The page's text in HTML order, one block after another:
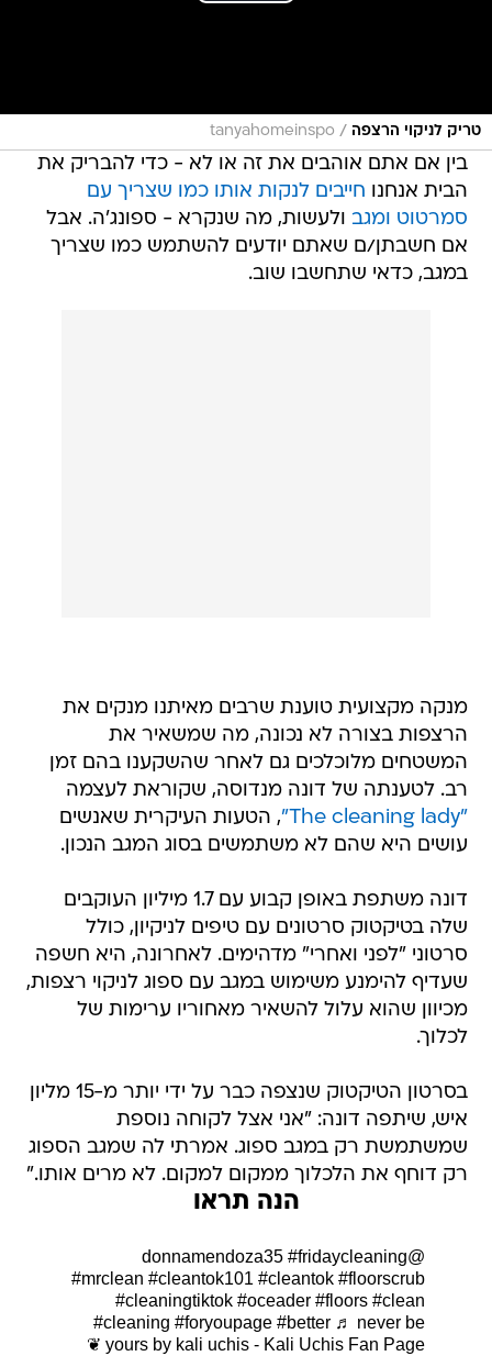
טריק לניקוי הרצפה /
tanyahomeinspo
בין אם אתם אוהבים את זה או לא - כדי להבריק את
הבית אנחנו חייבים לנקות אותו כמו שצריך עם
סמרטוט ומגב ולעשות, מה שנקרא - ספונג'ה. אבל
אם חשבתן/ם שאתם יודעים להשתמש כמו שצריך
במגב, כדאי שתחשבו שוב.
מנקה מקצועית טוענת שרבים מאיתנו מנקים את
הרצפות בצורה לא נכונה, מה שמשאיר את
המשטחים מלוכלכים גם לאחר שהשקענו בהם זמן
רב. לטענתה של דונה מנדוסה, שקוראת לעצמה
"The cleaning lady"
, הטעות העיקרית שאנשים
עושים היא שהם לא משתמשים בסוג המגב הנכון.
דונה משתפת באופן קבוע עם 1.7 מיליון העוקבים
שלה בטיקטוק סרטונים עם טיפים לניקיון, כולל
סרטוני "לפני ואחרי" מדהימים. לאחרונה, היא חשפה
שעדיף להימנע משימוש במגב עם ספוג לניקוי רצפות,
מכיוון שהוא עלול להשאיר מאחוריו ערימות של
לכלוך.
בסרטון הטיקטוק שנצפה כבר על ידי יותר מ-15 מליון
איש, שיתפה דונה: "אני אצל לקוחה נוספת
שמשתמשת רק במגב ספוג. אמרתי לה שמגב הספוג
רק דוחף את הלכלוך ממקום למקום. לא מרים אותו."
הנה תראו
@donnamendoza35
#fridaycleaning
#mrclean #cleantok101 #cleantok #floorscrub
#cleaningtiktok #oceader #floors #clean
#cleaning #foryoupage #better ♬ never be
yours by kali uchis - Kali Uchis Fan Page ❦